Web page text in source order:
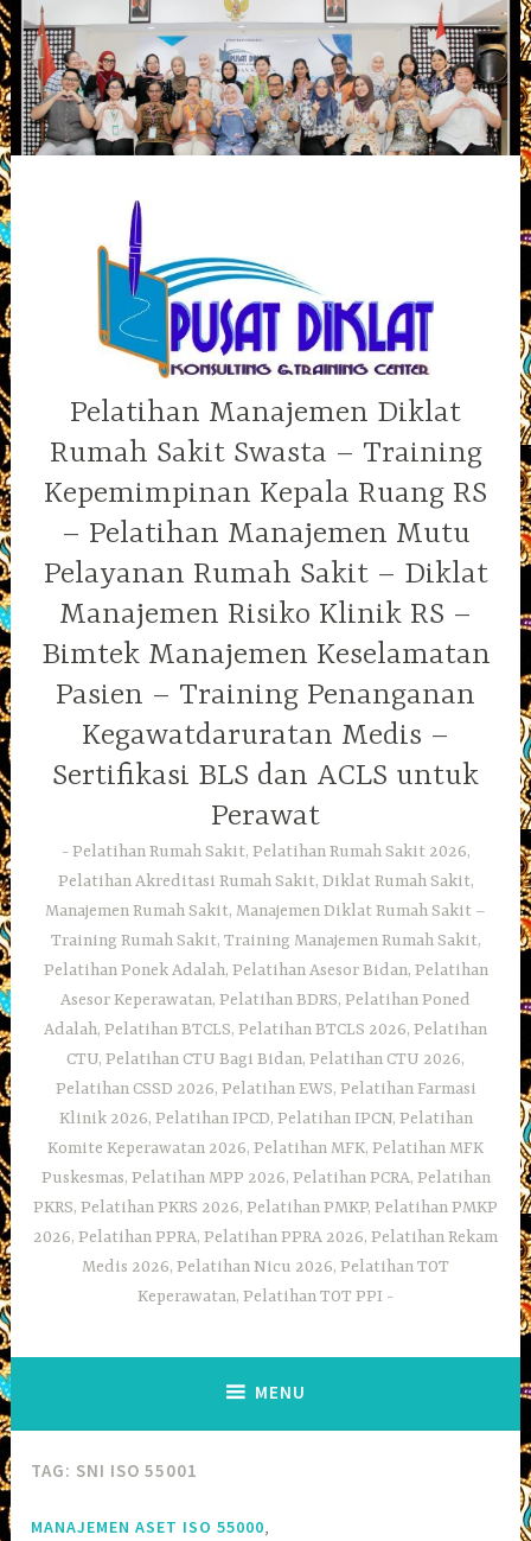
Skip
to
content
Pelatihan Manajemen Diklat
Rumah Sakit Swasta – Training
Kepemimpinan Kepala Ruang RS
– Pelatihan Manajemen Mutu
Pelayanan Rumah Sakit – Diklat
Manajemen Risiko Klinik RS –
Bimtek Manajemen Keselamatan
Pasien – Training Penanganan
Kegawatdaruratan Medis –
Sertifikasi BLS dan ACLS untuk
Perawat
Pelatihan Rumah Sakit, Pelatihan Rumah Sakit 2026,
Pelatihan Akreditasi Rumah Sakit, Diklat Rumah Sakit,
Manajemen Rumah Sakit, Manajemen Diklat Rumah Sakit –
Training Rumah Sakit, Training Manajemen Rumah Sakit,
Pelatihan Ponek Adalah, Pelatihan Asesor Bidan, Pelatihan
Asesor Keperawatan, Pelatihan BDRS, Pelatihan Poned
Adalah, Pelatihan BTCLS, Pelatihan BTCLS 2026, Pelatihan
CTU, Pelatihan CTU Bagi Bidan, Pelatihan CTU 2026,
Pelatihan CSSD 2026, Pelatihan EWS, Pelatihan Farmasi
Klinik 2026, Pelatihan IPCD, Pelatihan IPCN, Pelatihan
Komite Keperawatan 2026, Pelatihan MFK, Pelatihan MFK
Puskesmas, Pelatihan MPP 2026, Pelatihan PCRA, Pelatihan
PKRS, Pelatihan PKRS 2026, Pelatihan PMKP, Pelatihan PMKP
2026, Pelatihan PPRA, Pelatihan PPRA 2026, Pelatihan Rekam
Medis 2026, Pelatihan Nicu 2026, Pelatihan TOT
Keperawatan, Pelatihan TOT PPI
MENU
TAG: SNI ISO 55001
MANAJEMEN ASET ISO 55000